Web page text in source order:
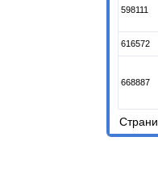
598111
616572
668887